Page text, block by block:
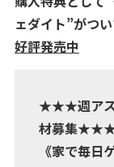
ェダイト”がつ
好評発売中
★★★週アス
材募集
《家で毎日